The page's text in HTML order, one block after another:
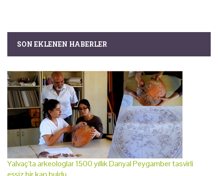
SON EKLENEN HABERLER
Yalvaç'ta arkeologlar 1500 yıllık Danyal Peygamber tasvirli